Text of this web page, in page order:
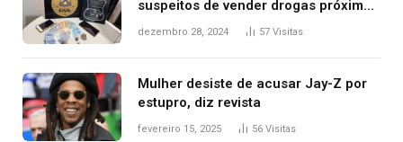
suspeitos de vender drogas próximo
de delegacia e escola, diz polícia
dezembro 28, 2024 57 Visitas
Mulher desiste de acusar Jay-Z por
estupro, diz revista
fevereiro 15, 2025 56 Visitas